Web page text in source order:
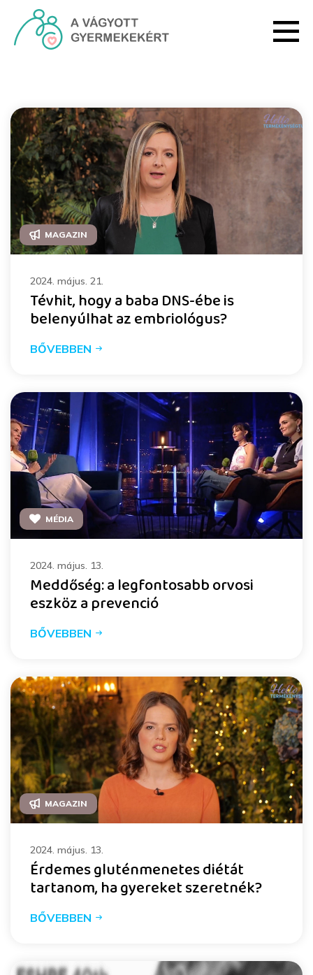
Ugrás a fő tartalomhoz
MAGAZIN
2024. május. 21.
Tévhit, hogy a baba DNS-ébe is
belenyúlhat az embriológus?
BŐVEBBEN
MÉDIA
2024. május. 13.
Meddőség: a legfontosabb orvosi
eszköz a prevenció
BŐVEBBEN
MAGAZIN
2024. május. 13.
Érdemes gluténmenetes diétát
tartanom, ha gyereket szeretnék?
BŐVEBBEN